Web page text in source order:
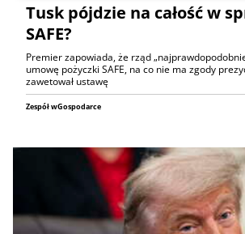
Tusk pójdzie na całość w
SAFE?
Premier zapowiada, że rząd
umowę pożyczki SAFE, na co nie ma zgody
zawetował ustawę
Zespół wGospodarce